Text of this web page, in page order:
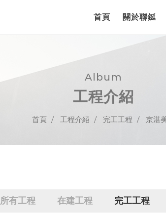
首頁 關於聯鋌
Album
工程介紹
首頁 工程介紹 完工工程 京湛
所有工程 在建工程 完工工程